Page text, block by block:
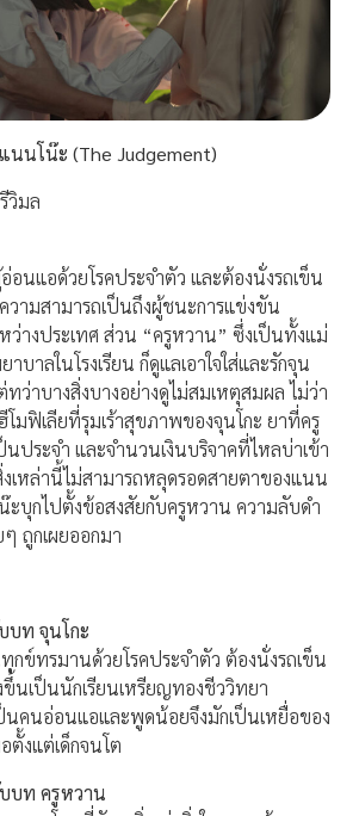
นนโน๊ะ (The Judgement)
วิมล
อนแอด้วยโรคประจำตัว และต้องนั่งรถเข็น
วามสามารถเป็นถึงผู้ชนะการแข่งขัน
ว่างประเทศ ส่วน “ครูหวาน” ซึ่งเป็นทั้งแม่
บาลในโรงเรียน ก็ดูแลเอาใจใส่และรักจุน
ทว่าบางสิ่งบางอย่างดูไม่สมเหตุสมผล ไม่ว่า
โมฟิเลียที่รุมเร้าสุขภาพของจุนโกะ ยาที่ครู
ประจำ และจำนวนเงินบริจาคที่ไหลบ่าเข้า
เหล่านี้ไม่สามารถหลุดรอดสายตาของแนน
ะบุกไปตั้งข้อสงสัยกับครูหวาน ความลับดำ
ถูกเผยออกมา
บท จุนโกะ
กข์ทรมานด้วยโรคประจำตัว ต้องนั่งรถเข็น
ขึ้นเป็นนักเรียนเหรียญทองชีววิทยา
นคนอ่อนแอและพูดน้อยจึงมักเป็นเหยื่อของ
ตั้งแต่เด็กจนโต
บท ครูหวาน